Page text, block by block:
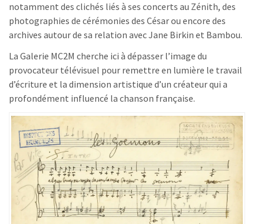
notamment des clichés liés à ses concerts au Zénith, des
photographies de cérémonies des César ou encore des
archives autour de sa relation avec Jane Birkin et Bambou.
La Galerie MC2M cherche ici à dépasser l’image du
provocateur télévisuel pour remettre en lumière le travail
d’écriture et la dimension artistique d’un créateur qui a
profondément influencé la chanson française.